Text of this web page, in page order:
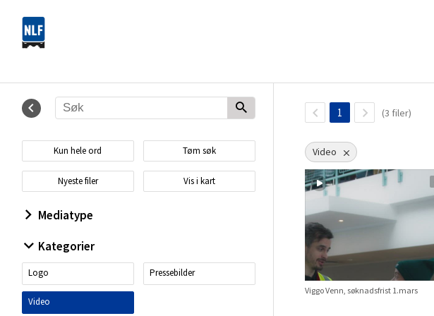
Kun hele ord Tøm søk
Nyeste filer Vis i kart
Mediatype
Kategorier
Logo Pressebilder
Video
1 (3 filer)
Video
Viggo Venn, søknadsfrist 1.mars